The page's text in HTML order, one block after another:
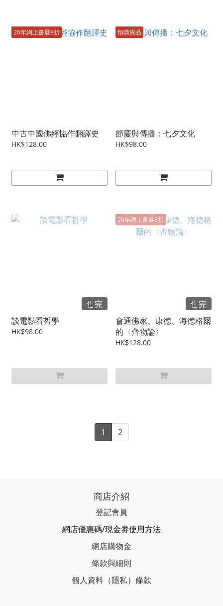
26年網上書展8折
中古中國佛經協作翻譯史
HK$128.00
預購貨品
節慶與傳播：七夕文化
HK$98.00
售完
談電影看哲學
HK$98.00
26年網上書展8折
售完
會通佛家、康德、海德格爾
的〈齊物論〉
HK$128.00
1 2
商店介紹
登記會員
網店優惠碼/現金劵使用方法
網店購物金
條款與細則
個人資料（隱私）條款